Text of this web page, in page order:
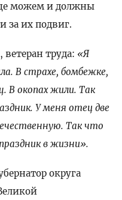
можем и должны
за их подвиг.
труда: «Я
В страхе, бомбежке,
В окопах жили. Так
У меня отец две
Так что
в жизни».
округа